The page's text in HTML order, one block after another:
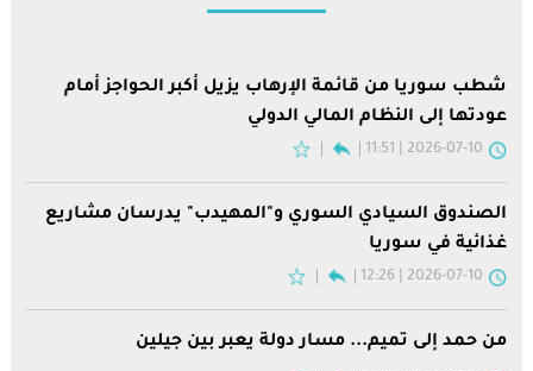
شطب سوريا من قائمة الإرهاب يزيل أكبر الحواجز أمام
عودتها إلى النظام المالي الدولي
2026-07-10 | 11:51
الصندوق السيادي السوري و"المهيدب" يدرسان مشاريع
غذائية في سوريا
2026-07-10 | 12:26
من حمد إلى تميم... مسار دولة يعبر بين جيلين